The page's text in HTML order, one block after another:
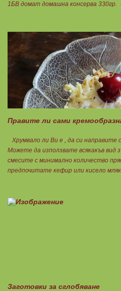
1БВ домат домашна консерва 330гр.
кайма, може изобщо да не добавяте
лука и картофите. Всичко останало
Пече се до готовност. Заливката е
мляко. Цялото количество можете
хапвате както предпочитате. Нека
Правите ли сами
Хрумвало ли Ви е , да си направите
Можете да използвате всякакъв вид
смесите с минимално количество
предпочитате кефир или кисело
приготвяне на всякакви плодови
Заготовки за сглобяване